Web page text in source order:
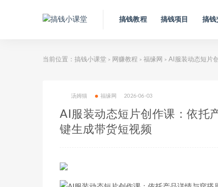
搞钱教程 搞钱项目 搞钱
当前位置： 搞钱小课堂 > 网赚教程 > 福缘网 > AI服装动态短片
汤姆猫 福缘网 2026-06-03
AI服装动态短片创作课：依托
键生成带货短视频